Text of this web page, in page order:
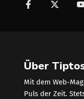
Über
Mit dem Web-
Puls der Zeit.